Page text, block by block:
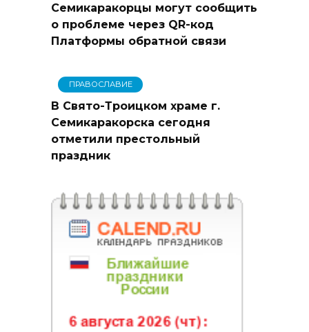
Семикаракорцы могут сообщить
о проблеме через QR-код
Платформы обратной связи
ПРАВОСЛАВИЕ
В Свято-Троицком храме г.
Семикаракорска сегодня
отметили престольный
праздник